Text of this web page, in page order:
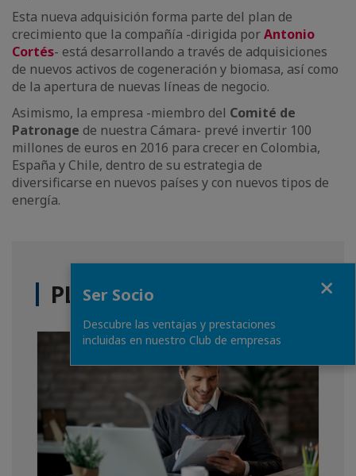
Esta nueva adquisición forma parte del plan de
crecimiento que la compañía -dirigida porAntonio
Cortés- está desarrollando a través de adquisiciones
de nuevos activos de cogeneración y biomasa, así como
de la apertura de nuevas líneas de negocio.
Asimismo, la empresa -miembro del Comité de
Patronage de nuestra Cámara- prevé invertir 100
millones de euros en 2016 para crecer en Colombia,
España y Chile, dentro de su estrategia de
diversificarse en nuevos países y con nuevos tipos de
energía.
PLUS D'ACTUALITÉS
Ser Socio
Descubre las ventajas y prestaciones
incluidas en nuestro Club de empresas